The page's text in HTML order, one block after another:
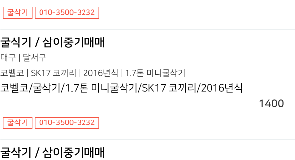
굴삭기 010-3500-3232
굴삭기 / 삼이중기매매
대구 | 달서구
코벨코 | SK17 코끼리 | 2016년식 | 1.7톤 미니굴삭기
코벨코/굴삭기/1.7톤 미니굴삭기/SK17 코끼리/2016년식
1400
굴삭기 010-3500-3232
굴삭기 / 삼이중기매매